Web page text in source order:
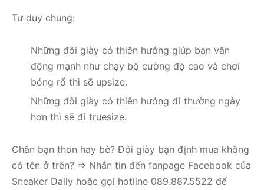
Tư duy chung:
Những đôi giày có thiên hướng giúp bạn vận
động mạnh như chạy bộ cường độ cao và chơi
bóng rổ thì sẽ upsize.
Những đôi giày có thiên hướng đi thường ngày
hơn thì sẽ đi truesize.
Chân bạn thon hay bè? Đôi giày bạn định mua không
có tên ở trên? => Nhắn tin đến fanpage Facebook của
Sneaker Daily hoặc gọi hotline 089.887.5522 để